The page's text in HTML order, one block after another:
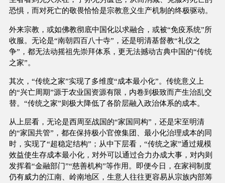
恐惧，而对死亡的敬畏恰恰是宗教意义生产机制的终极驱动。
外来宗教，或如佛教彻底中国化以求融合，或被“免疫系统”所
收服。无论是“南朝四百八十寺”，还是明清基督教“礼仪之
争”，都无法动摇祖先崇拜体系，更无法撼动古典中国的“传统
之家”。
其次，“传统之家”实现了多维度“成本最小化”。传统意义上
的“兴亡周期”源于农业国资源有限，内卷到极致而产生治乱交
替。“传统之家”则极大降低了各阶层融入政治体系的成本。
从上层看，无论是西周至战国的“家国同构”，还是宋至明清
的“家国共管”，都在保持极小官僚集团、最小化治理成本的同
时，实现了“超稳定结构”；从中下层看，“传统之家”通过规模
效益使生存成本最小化，对外可以通过合力办成大事，对内则
发挥着“金融部门”“慈善机构”等作用。即便今日，在家祠制度
仍有威力的江南、岭南地区，生意人往往更容易从宗族内部筹